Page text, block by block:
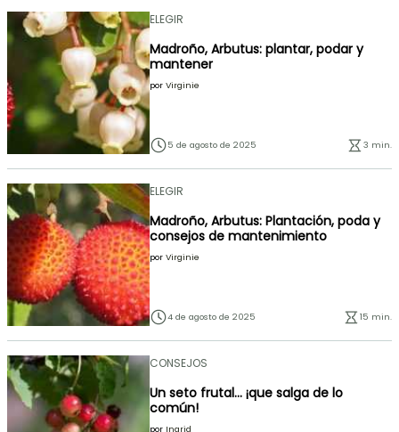
ELEGIR
Madroño, Arbutus: plantar, podar y
mantener
por Virginie
5 de agosto de 2025 3 min.
ELEGIR
Madroño, Arbutus: Plantación, poda y
consejos de mantenimiento
por Virginie
4 de agosto de 2025 15 min.
CONSEJOS
Un seto frutal... ¡que salga de lo
común!
por Ingrid